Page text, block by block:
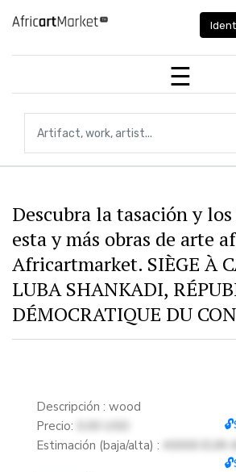
Descubra la tasación y
esta y más obras de arte
Africartmarket. SIÈGE À
LUBA SHANKADI,
DÉMOCRATIQUE DU
Descripción : wood
Precio:
Estimación (baja/alta) : 40000 EUR-